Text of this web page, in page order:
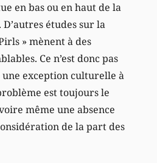
en bas ou en haut de la
études sur la
» mènent à des
Ce n’est donc pas
exception culturelle à
est toujours le
même une absence
de la part des